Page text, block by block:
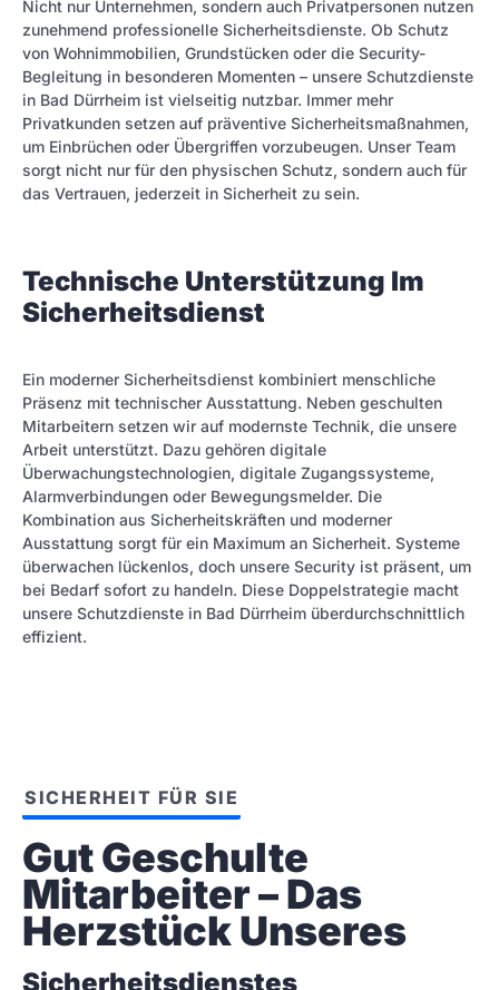
Nicht nur Unternehmen, sondern auch Privatpersonen nutzen
zunehmend professionelle Sicherheitsdienste. Ob Schutz
von Wohnimmobilien, Grundstücken oder die Security-
Begleitung in besonderen Momenten – unsere Schutzdienste
in Bad Dürrheim ist vielseitig nutzbar. Immer mehr
Privatkunden setzen auf präventive Sicherheitsmaßnahmen,
um Einbrüchen oder Übergriffen vorzubeugen. Unser Team
sorgt nicht nur für den physischen Schutz, sondern auch für
das Vertrauen, jederzeit in Sicherheit zu sein.
Technische Unterstützung Im
Sicherheitsdienst
Ein moderner Sicherheitsdienst kombiniert menschliche
Präsenz mit technischer Ausstattung. Neben geschulten
Mitarbeitern setzen wir auf modernste Technik, die unsere
Arbeit unterstützt. Dazu gehören digitale
Überwachungstechnologien, digitale Zugangssysteme,
Alarmverbindungen oder Bewegungsmelder. Die
Kombination aus Sicherheitskräften und moderner
Ausstattung sorgt für ein Maximum an Sicherheit. Systeme
überwachen lückenlos, doch unsere Security ist präsent, um
bei Bedarf sofort zu handeln. Diese Doppelstrategie macht
unsere Schutzdienste in Bad Dürrheim überdurchschnittlich
effizient.
SICHERHEIT FÜR SIE
Gut Geschulte
Mitarbeiter – Das
Herzstück Unseres
Sicherheitsdienstes